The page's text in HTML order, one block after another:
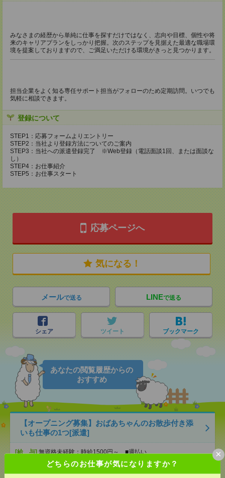
どちらのお仕事が気になりますか？
×
みなさまの経歴から単純に仕事を探すだけではなく、志向や目標、個性や将
来のキャリアプランをしっかり把握。次のステップを見据えた最適な職場環
境を提案しておりますので、ご満足いただける環境がきっと見つかります。
担当企業をよく知る専任サポート担当がフォローのため定期訪問。いつでも
気軽に相談できます。
登録について
STEP1：応募フォームよりエントリー
STEP2：当社より登録方法についてのご案内
STEP3：当社への派遣登録完了 ※Web登録（電話面談1回、または面談な
し）
STEP4：お仕事紹介
STEP5：お仕事スタート
応募ページへ
気になる！
メールで送る LINEで送る
シェア ツイート ブックマーク
あなたの閲覧履歴からの
おすすめ
【オープニング募集】おばあちゃんのお散歩付き添
いも仕事の1つ[派遣]
[給 与]無資格未経験：時給1500円～ ■週払い
OK ■扶養内OK ■日収1万2000円以上
気になる！